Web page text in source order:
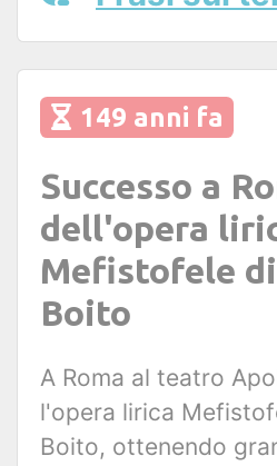
149 anni fa
Successo a
dell'opera
Mefistofele
Boito
A Roma al teatro
l'opera lirica
Boito, ottenendo